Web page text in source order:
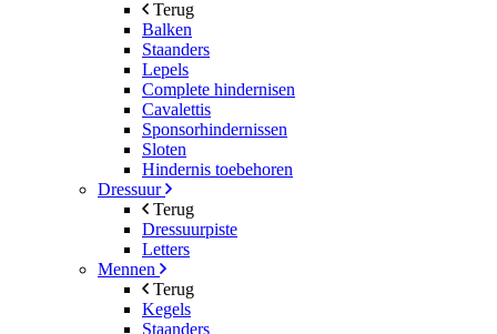
Terug
Balken
Staanders
Lepels
Complete hindernisen
Cavalettis
Sponsorhindernissen
Sloten
Hindernis toebehoren
Dressuur
Terug
Dressuurpiste
Letters
Mennen
Terug
Kegels
Staanders